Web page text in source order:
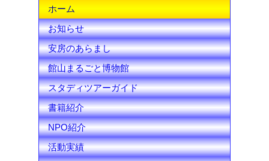
n
n
e
l
ホーム
お知らせ
安房のあらまし
館山まるごと博物館
スタディツアーガイド
書籍紹介
NPO紹介
活動実績